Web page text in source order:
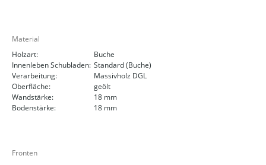
Material
Holzart:
Buche
Innenleben Schubladen: Standard (Buche)
Verarbeitung:
Massivholz DGL
Oberfläche:
geölt
Wandstärke:
18 mm
Bodenstärke:
18 mm
Fronten